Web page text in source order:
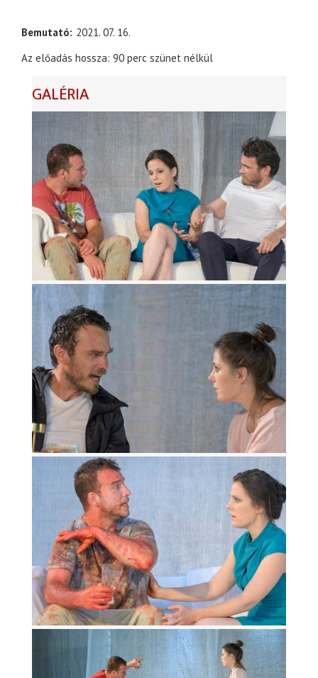
Bemutató 2021. 07. 16.
Az előadás hossza: 90 perc szünet nélkül
GALÉRIA